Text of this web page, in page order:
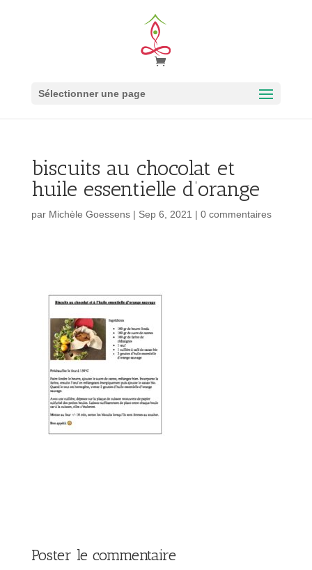
Sélectionner une page
biscuits au chocolat et
huile essentielle d’orange
par Michèle Goessens| Sep 6, 2021 | 0 commentaires
Poster le commentaire